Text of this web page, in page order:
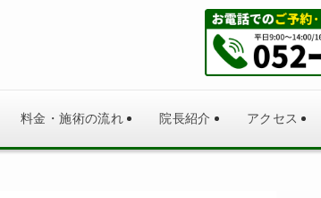
料金・施術の流れ 院長紹介 アクセス